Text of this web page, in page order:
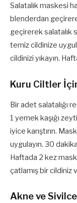
Salatalık maskesi
blenderdan
geçirerek salatalık
temiz cildinize
cildinizi yıkayın.
Kuru Ciltler
Bir adet salatalığı
1 yemek kaşığı
iyice karıştırın.
uygulayın. 30
Haftada 2 kez
çatlamış bir cildiniz
Akne ve